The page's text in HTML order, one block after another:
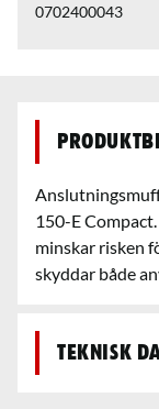
0702400043
150-E
minskar risken
skyddar både
Teknisk